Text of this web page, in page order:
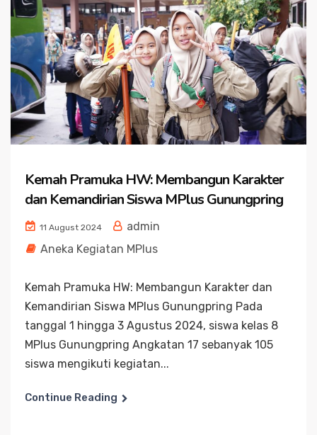
Kemah Pramuka HW: Membangun Karakter
dan Kemandirian Siswa MPlus Gunungpring
11 August 2024
admin
Aneka Kegiatan MPlus
Kemah Pramuka HW: Membangun Karakter dan
Kemandirian Siswa MPlus Gunungpring Pada
tanggal 1 hingga 3 Agustus 2024, siswa kelas 8
MPlus Gunungpring Angkatan 17 sebanyak 105
siswa mengikuti kegiatan...
Continue Reading